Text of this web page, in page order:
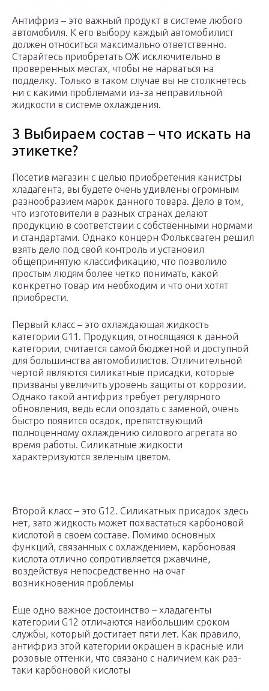
Антифриз – это важный продукт в системе любого
автомобиля. К его выбору каждый автомобилист
должен относиться максимально ответственно.
Старайтесь приобретать ОЖ исключительно в
проверенных местах, чтобы не нарваться на
подделку. Только в таком случае вы не столкнетесь
ни с какими проблемами из-за неправильной
жидкости в системе охлаждения.
3 Выбираем состав – что искать на
этикетке?
Посетив магазин с целью приобретения канистры
хладагента, вы будете очень удивлены огромным
разнообразием марок данного товара. Дело в том,
что изготовители в разных странах делают
продукцию в соответствии с собственными нормами
и стандартами. Однако концерн Фольксваген решил
взять дело под свой контроль и установил
общепринятую классификацию, что позволило
простым людям более четко понимать, какой
конкретно товар им необходим и что они хотят
приобрести.
Первый класс – это охлаждающая жидкость
категории G11. Продукция, относящаяся к данной
категории, считается самой бюджетной и доступной
для большинства автомобилистов. Отличительной
чертой являются силикатные присадки, которые
призваны увеличить уровень защиты от коррозии.
Однако такой антифриз требует регулярного
обновления, ведь если опоздать с заменой, очень
быстро появится осадок, препятствующий
полноценному охлаждению силового агрегата во
время работы. Силикатные жидкости
характеризуются зеленым цветом.
Второй класс – это G12. Силикатных присадок здесь
нет, зато жидкость может похвастаться карбоновой
кислотой в своем составе. Помимо основных
функций, связанных с охлаждением, карбоновая
кислота отлично сопротивляется ржавчине,
воздействуя непосредственно на очаг
возникновения проблемы
Еще одно важное достоинство – хладагенты
категории G12 отличаются наибольшим сроком
службы, который достигает пяти лет. Как правило,
антифриз этой категории окрашен в красные или
розовые оттенки, что связано с наличием как раз-
таки карбоновой кислоты